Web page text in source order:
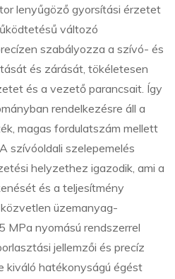
lenyűgöző gyorsítási érzetet
változó
szabályozza a szívó- és
és zárását, tökéletesen
és a vezető parancsait. Így
rendelkezésre áll a
magas fordulatszám mellett
szívóoldali szelepemelés
helyzethez igazodik, ami a
és a teljesítmény
üzemanyag-
MPa nyomású rendszerrel
jellemzői és precíz
kiváló hatékonyságú égést